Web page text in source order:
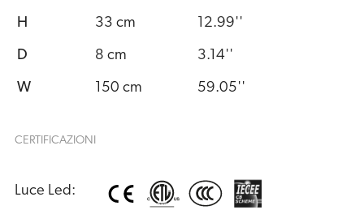
H 33 cm 12.99''
D 8 cm 3.14''
W 150 cm 59.05''
CERTIFICAZIONI
Luce Led: